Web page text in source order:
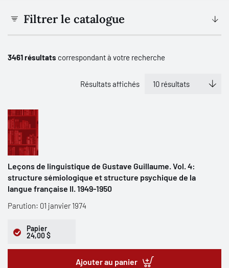
Filtrer le catalogue
3461 résultats correspondant à votre recherche
Résultats affichés
Leçons de linguistique de Gustave Guillaume. Vol. 4:
structure sémiologique et structure psychique de la
langue française II. 1949-1950
Parution: 01 janvier 1974
Papier
24,00 $
Ajouter au panier